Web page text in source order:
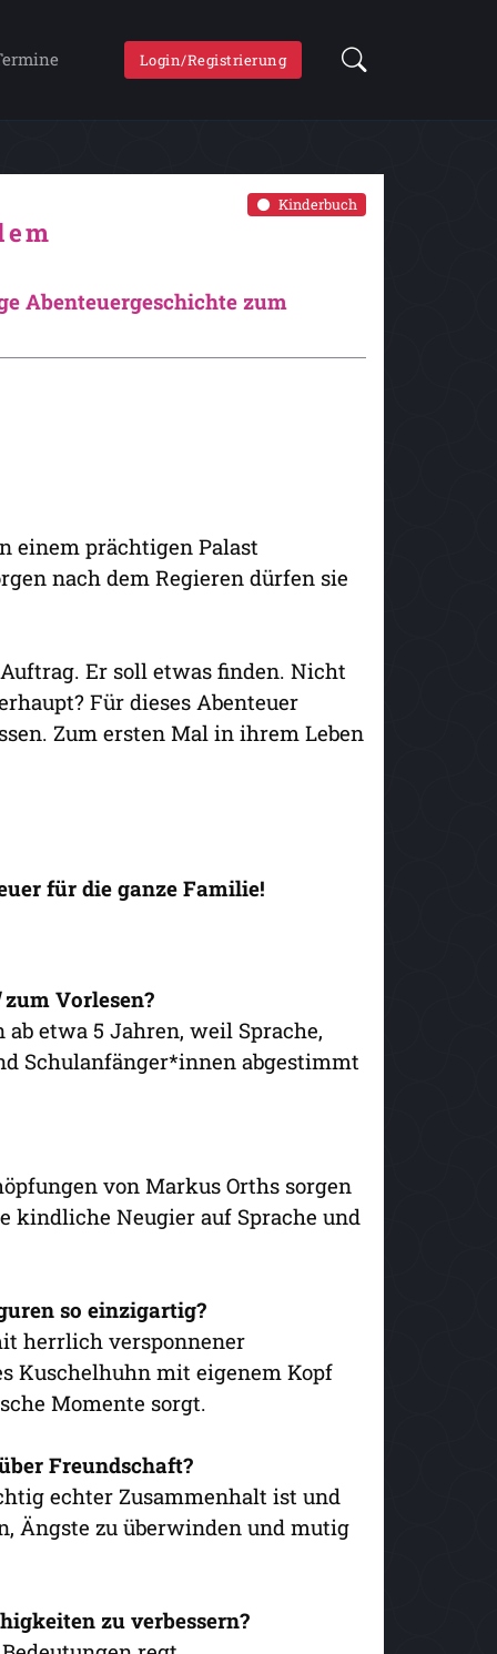
Login/Registrierung
Kinderbuch
Abenteuergeschichte zum
einem prächtigen Palast
nach dem Regieren dürfen sie
Er soll etwas finden. Nicht
Für dieses Abenteuer
Zum ersten Mal in ihrem Leben
für die ganze Familie!
zum Vorlesen?
etwa 5 Jahren, weil Sprache,
Schulanfänger*innen abgestimmt
von Markus Orths sorgen
kindliche Neugier auf Sprache und
so einzigartig?
herrlich versponnener
Kuschelhuhn mit eigenem Kopf
Momente sorgt.
Freundschaft?
echter Zusammenhalt ist und
Ängste zu überwinden und mutig
zu verbessern?